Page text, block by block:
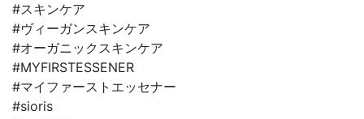
#スキンケア
#ヴィーガンスキンケア
#オーガニックスキンケア
#MYFIRSTESSENER
#マイファーストエッセナー
#sioris